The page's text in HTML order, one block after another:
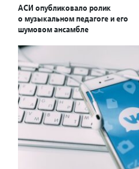
АСИ опубликовало ролик
о музыкальном педагоге и его
шумовом ансамбле